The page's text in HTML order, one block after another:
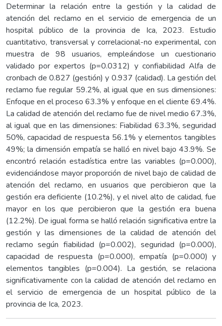
Determinar la relación entre la gestión y la calidad de
atención del reclamo en el servicio de emergencia de un
hospital público de la provincia de Ica, 2023. Estudio
cuantitativo, transversal y correlacional-no experimental, con
muestra de 98 usuarios, empleándose un cuestionario
validado por expertos (p=0.0312) y confiabilidad Alfa de
cronbach de 0.827 (gestión) y 0.937 (calidad). La gestión del
reclamo fue regular 59.2%, al igual que en sus dimensiones:
Enfoque en el proceso 63.3% y enfoque en el cliente 69.4%.
La calidad de atención del reclamo fue de nivel medio 67.3%,
al igual que en las dimensiones: Fiabilidad 63.3%, seguridad
50%, capacidad de respuesta 56.1% y elementos tangibles
49%; la dimensión empatía se halló en nivel bajo 43.9%. Se
encontró relación estadística entre las variables (p=0.000),
evidenciándose mayor proporción de nivel bajo de calidad de
atención del reclamo, en usuarios que percibieron que la
gestión era deficiente (10.2%), y el nivel alto de calidad, fue
mayor en los que percibieron que la gestión era buena
(12.2%). De igual forma se halló relación significativa entre la
gestión y las dimensiones de la calidad de atención del
reclamo según fiabilidad (p=0.002), seguridad (p=0.000),
capacidad de respuesta (p=0.000), empatía (p=0.000) y
elementos tangibles (p=0.004). La gestión, se relaciona
significativamente con la calidad de atención del reclamo en
el servicio de emergencia de un hospital público de la
provincia de Ica, 2023.